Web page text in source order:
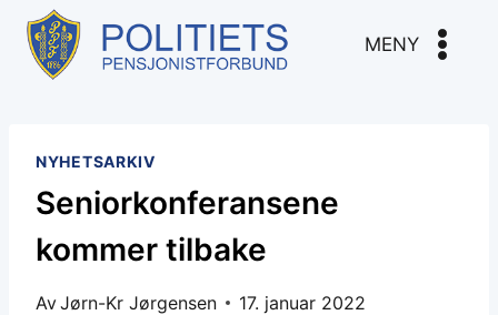
Skip
content
MENY
NYHETSARKIV
Seniorkonferansene
kommer tilbake
AvJørn-Kr Jørgensen 17. januar 2022